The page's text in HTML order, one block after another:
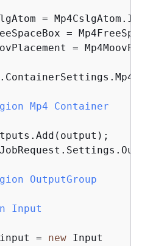
=
=
=
Mp4 Container
OutputGroup
Input
=
new Input